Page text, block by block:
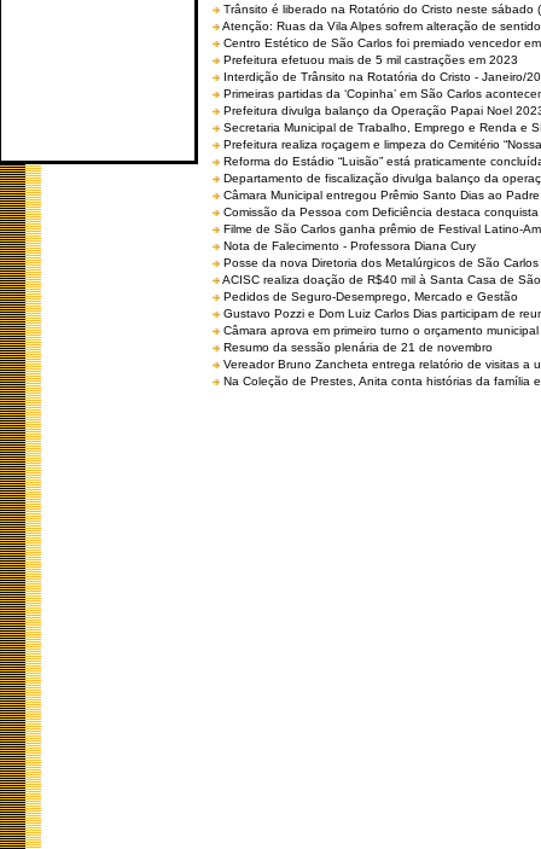
Trânsito é liberado na Rotatório do Cristo neste sábado
Atenção: Ruas da Vila Alpes sofrem alteração de
Centro Estético de São Carlos foi premiado vencedor
Prefeitura efetuou mais de 5 mil castrações em 2023
Interdição de Trânsito na Rotatória do Cristo - Janeiro/
Primeiras partidas da ‘Copinha’ em São Carlos
Prefeitura divulga balanço da Operação Papai Noel
Secretaria Municipal de Trabalho, Emprego e Renda e
Prefeitura realiza roçagem e limpeza do Cemitério
Reforma do Estádio “Luisão” está praticamente
Departamento de fiscalização divulga balanço da
Câmara Municipal entregou Prêmio Santo Dias ao
Comissão da Pessoa com Deficiência destaca
Filme de São Carlos ganha prêmio de Festival Latino-
Nota de Falecimento - Professora Diana Cury
Posse da nova Diretoria dos Metalúrgicos de São
ACISC realiza doação de R$40 mil à Santa Casa de
Pedidos de Seguro-Desemprego, Mercado e Gestão
Gustavo Pozzi e Dom Luiz Carlos Dias participam de
Câmara aprova em primeiro turno o orçamento
Resumo da sessão plenária de 21 de novembro
Vereador Bruno Zancheta entrega relatório de visitas a
Na Coleção de Prestes, Anita conta histórias da família